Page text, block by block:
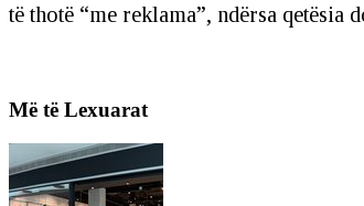
të thotë “me reklama”, ndërsa qetësia
Më të Lexuarat